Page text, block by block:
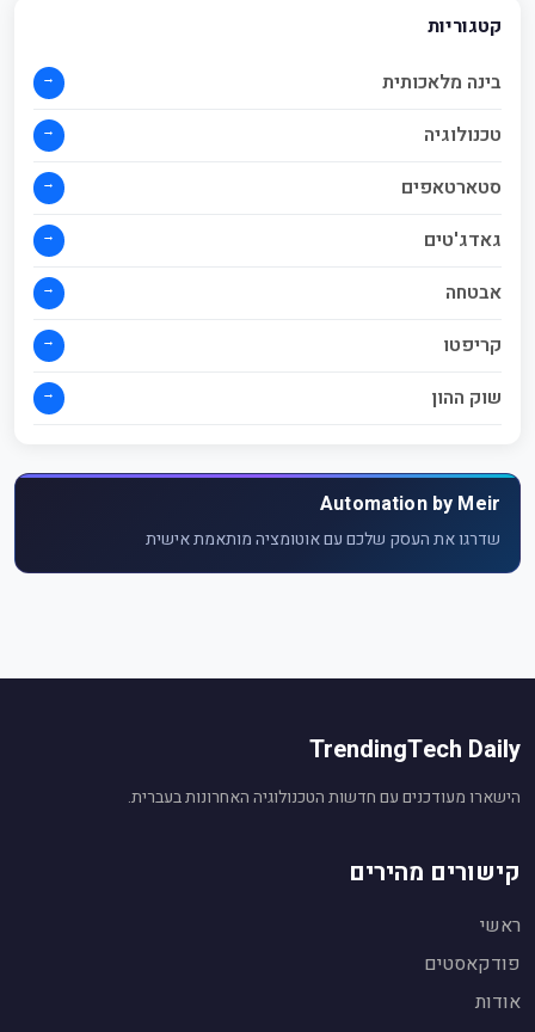
קטגוריות
בינה מלאכותית
→
טכנולוגיה →
סטארטאפים →
גאדג'טים →
אבטחה →
קריפטו →
שוק ההון →
Automation by Meir
שדרגו את העסק שלכם עם אוטומציה מותאמת אישית
TrendingTech Daily
הישארו מעודכנים עם חדשות הטכנולוגיה האחרונות בעברית.
קישורים מהירים
ראשי
פודקאסטים
אודות